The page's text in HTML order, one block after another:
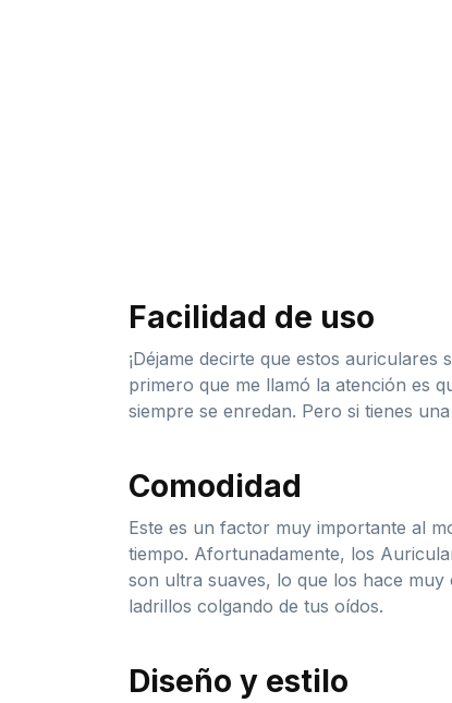
Facilidad de uso
¡Déjame decirte que estos
primero que me llamó la atención es
siempre se enredan. Pero si tienes
Comodidad
Este es un factor muy importante al
tiempo. Afortunadamente, los
son ultra suaves, lo que los hace
ladrillos colgando de tus oídos.
Diseño y estilo